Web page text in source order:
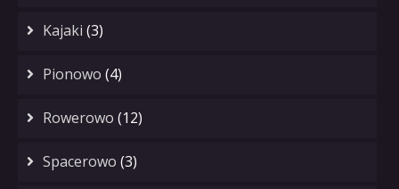
Kajaki (3)
Pionowo (4)
Rowerowo (12)
Spacerowo (3)